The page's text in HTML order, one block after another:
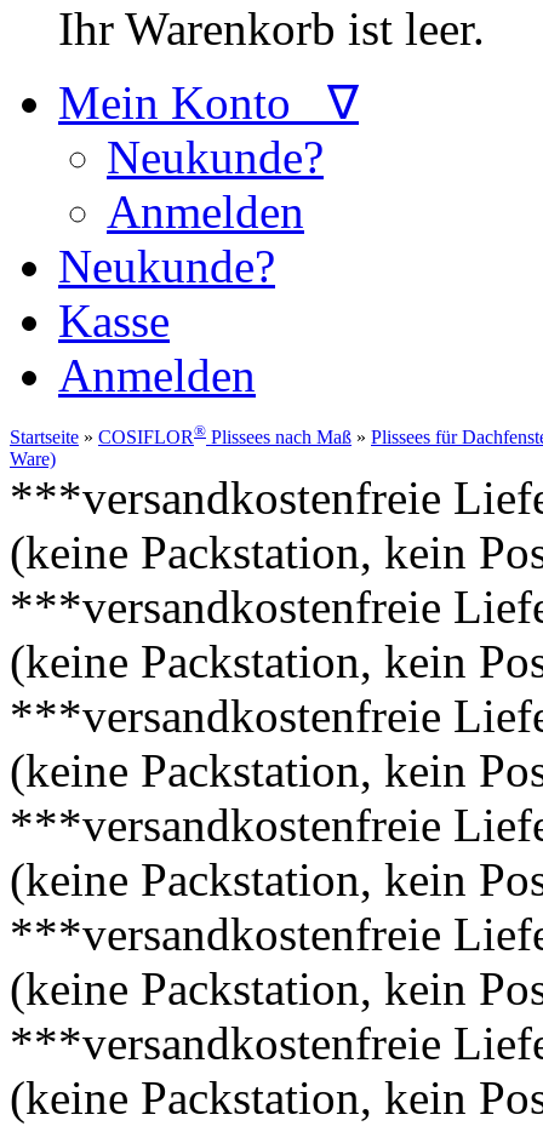
Ihr Warenkorb ist leer.
Mein Konto ∇
Neukunde?
Anmelden
Neukunde?
Kasse
Anmelden
Startseite » COSIFLOR® Plissees nach Maß » Plissees für
Ware)
***versandkostenfreie
(keine Packstation, kein
***versandkostenfreie
(keine Packstation, kein
***versandkostenfreie
(keine Packstation, kein
***versandkostenfreie
(keine Packstation, kein
***versandkostenfreie
(keine Packstation, kein
***versandkostenfreie
(keine Packstation, kein